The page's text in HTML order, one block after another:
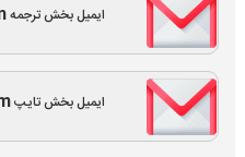
ایمیل بخش ترجمه
ایمیل بخش تایپ